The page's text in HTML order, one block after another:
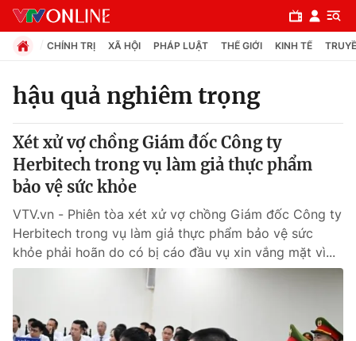
Chuyên mục
Chính trị
Pháp luật
CHÍNH TRỊ XÃ HỘI PHÁP LUẬT THẾ GIỚI KINH TẾ
hậu quả nghiêm trọng
Xét xử vợ chồng Giám đốc Công ty
Herbitech trong vụ làm giả thực phẩm
bảo vệ sức khỏe
VTV.vn - Phiên tòa xét xử vợ chồng Giám đốc Công ty
Herbitech trong vụ làm giả thực phẩm bảo vệ sức
khỏe phải hoãn do có bị cáo đầu vụ xin vắng mặt vì...